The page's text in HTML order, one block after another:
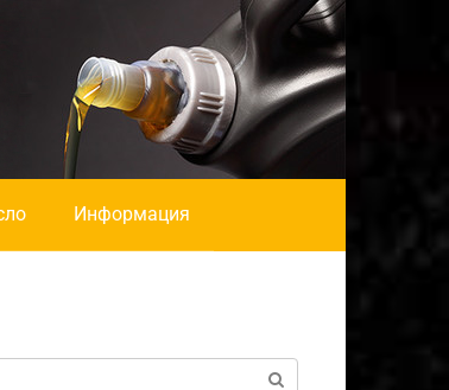
Информация